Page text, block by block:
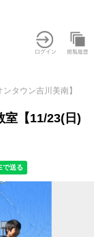
タウン吉川美南】
室【11/23(日)